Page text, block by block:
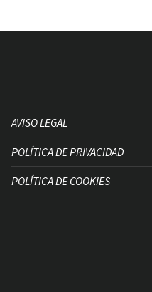
AVISO LEGAL
POLÍTICA DE PRIVACIDAD
POLÍTICA DE COOKIES